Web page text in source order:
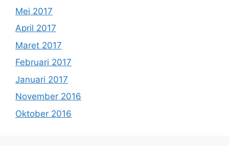
Mei 2017
April 2017
Maret 2017
Februari 2017
Januari 2017
November 2016
Oktober 2016